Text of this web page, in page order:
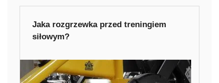
Jaka rozgrzewka przed treningiem
siłowym?